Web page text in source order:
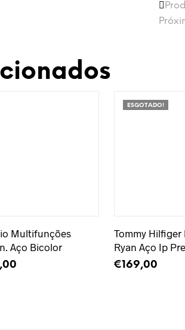
Multifunções
Aço Bicolor
ESGOTADO!
Tommy Hilfiger
Ryan Aço Ip
€169,00